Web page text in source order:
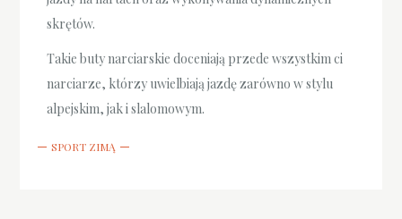
skrętów.
Takie buty narciarskie doceniają przede wszystkim ci
narciarze, którzy uwielbiają jazdę zarówno w stylu
alpejskim, jak i slalomowym.
SPORT ZIMĄ